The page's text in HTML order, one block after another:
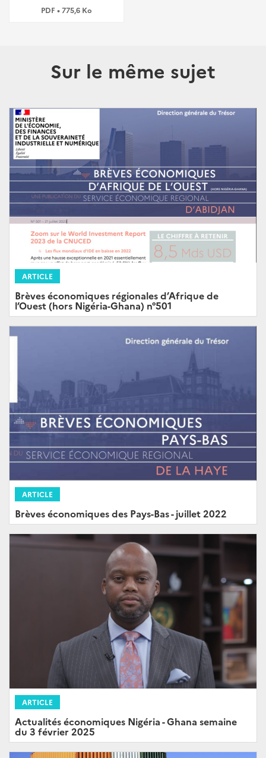
PDF • 775,6 Ko
Sur le même sujet
ARTICLE
Brèves économiques régionales d’Afrique de
l’Ouest (hors Nigéria-Ghana) n°501
ARTICLE
Brèves économiques des Pays-Bas - juillet 2022
ARTICLE
Actualités économiques Nigéria - Ghana semaine
du 3 février 2025